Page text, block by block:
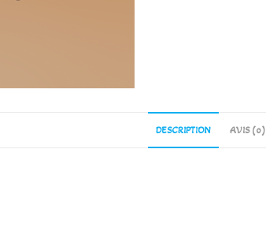
DESCRIPTION AVIS (0)